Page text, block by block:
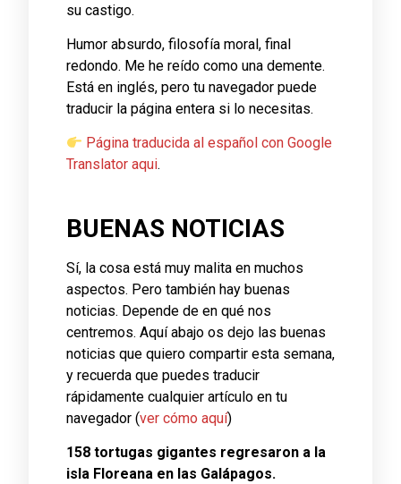
su castigo.
Humor absurdo, filosofía moral, final
redondo. Me he reído como una demente.
Está en inglés, pero tu navegador puede
traducir la página entera si lo necesitas.
Página traducida al español con Google
Translator aqui.
BUENAS NOTICIAS
Sí, la cosa está muy malita en muchos
aspectos. Pero también hay buenas
noticias. Depende de en qué nos
centremos. Aquí abajo os dejo las buenas
noticias que quiero compartir esta semana,
y recuerda que puedes traducir
rápidamente cualquier artículo en tu
navegador (ver cómo aquí)
158 tortugas gigantes regresaron a la
isla Floreana en las Galápagos.